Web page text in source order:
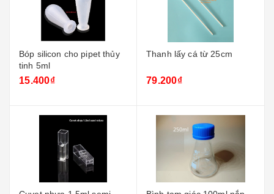
Bóp silicon cho pipet thủy
tinh 5ml
15.400₫
Thanh lấy cá từ 25cm
79.200₫